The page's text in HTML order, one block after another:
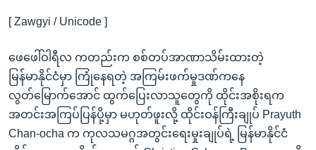
နေရာ
ကျော်
ရန်
[ Zawgyi / Unicode ]
ဖေဖေါ်ဝါရီလ ကတည်းက စစ်တပ်အာဏာသိမ်းထားတဲ့
မြန်မာနိုင်ငံမှာ ကြုံနေရတဲ့ အကြမ်းဖက်မှုဒဏ်ကနေ
လွတ်မြောက်အောင် ထွက်ပြေးလာသူတွေကို ထိုင်းအစိုးရက
အတင်းအကြပ်ပြန်ပို့မှာ မဟုတ်ဖူးလို့ ထိုင်းဝန်ကြီးချုပ် Prayuth
Chan-ocha က ကုလသမဂ္ဂအတွင်းရေးမှုးချုပ်ရဲ့ မြန်မာနိုင်ငံ